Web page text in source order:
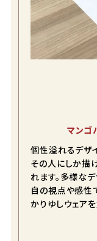
マンゴ
個性溢れるデザ
その人にしか描
れます。多様な
自の視点や感性
かりゆしウェア